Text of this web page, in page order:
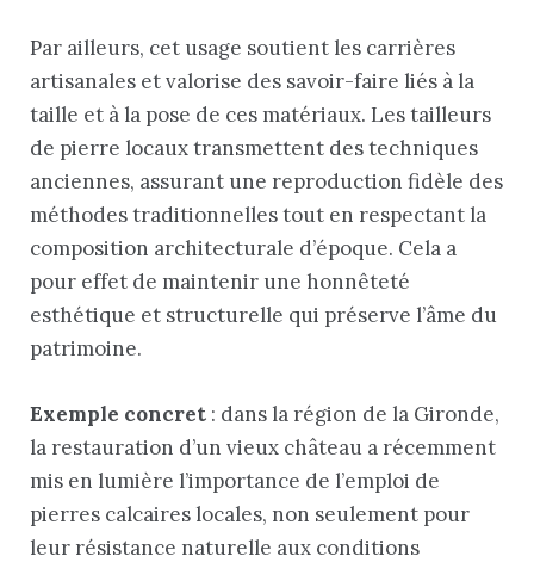
Par ailleurs, cet usage soutient les carrières
artisanales et valorise des savoir-faire liés à la
taille et à la pose de ces matériaux. Les tailleurs
de pierre locaux transmettent des techniques
anciennes, assurant une reproduction fidèle des
méthodes traditionnelles tout en respectant la
composition architecturale d’époque. Cela a
pour effet de maintenir une honnêteté
esthétique et structurelle qui préserve l’âme du
patrimoine.
Exemple concret : dans la région de la Gironde,
la restauration d’un vieux château a récemment
mis en lumière l’importance de l’emploi de
pierres calcaires locales, non seulement pour
leur résistance naturelle aux conditions